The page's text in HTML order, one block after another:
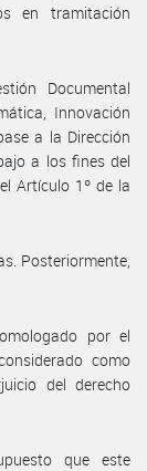
en tramitación
Documental
Innovación
a la Dirección
a los fines del
Artículo 1º de la
Posteriormente,
por el
como
del derecho
que este